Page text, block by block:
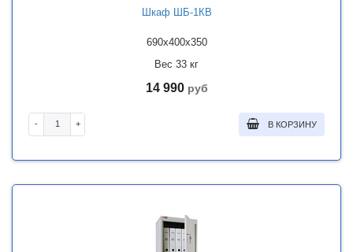
Шкаф ШБ-1КВ
690x400x350
Вес 33 кг
14 990 руб
- + В КОРЗИНУ